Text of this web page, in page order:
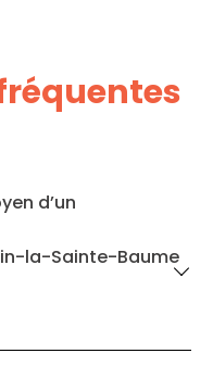
d’un
la-Sainte-Baume